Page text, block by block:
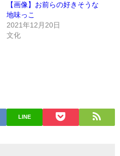
【画像】お前らの好きそうな
地味っこ
2021年12月20日
文化
LINE